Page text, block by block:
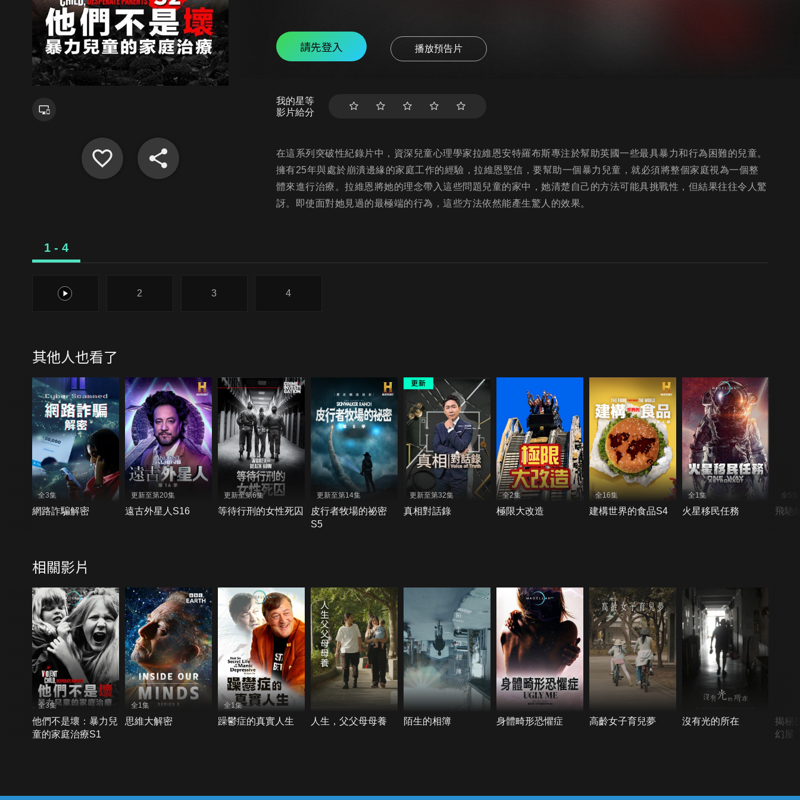
請先登入 播放預告片
我的星等
影片給分
在這系列突破性紀錄片中，資深兒童心理學家拉維恩安特羅布斯專注於幫助英國一些最具暴力和行為困難的兒童。
擁有25年與處於崩潰邊緣的家庭工作的經驗，拉維恩堅信，要幫助一個暴力兒童，就必須將整個家庭視為一個整
體來進行治療。拉維恩將她的理念帶入這些問題兒童的家中，她清楚自己的方法可能具挑戰性，但結果往往令人驚
訝。即使面對她見過的最極端的行為，這些方法依然能產生驚人的效果。
1 - 4
1 2 3 4
其他人也看了
全3集
網路詐騙解密
更新至第20集
遠古外星人S16
更新至第6集
等待行刑的女性死囚
更新至第14集
皮行者牧場的祕密
S5
更新至第32集
真相對話錄
全2集
極限大改造
全16集
建構世界的食品S4
全1集
火星移民任務
全5集
飛馳
相關影片
全3集
他們不是壞：暴力兒
童的家庭治療S1
全1集
思維大解密
全1集
躁鬱症的真實人生 人生，父父母母養 陌生的相簿 身體畸形恐懼症 高齡女子育兒夢 沒有光的所在
揭秘
幻屋